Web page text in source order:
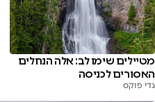
מטיילים שימו לב: אלה הנחלים
האסורים לכניסה
גדי פוקס